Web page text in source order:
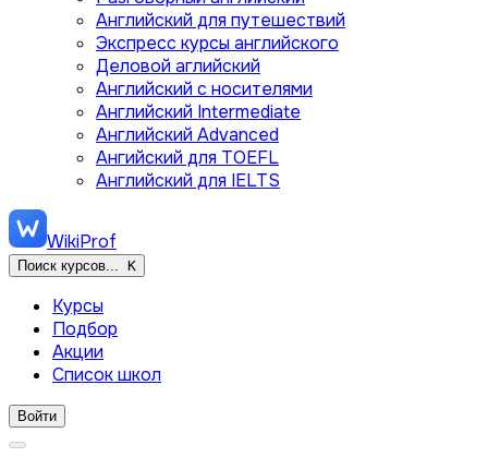
Английский для путешествий
Экспресс курсы английского
Деловой аглийский
Английский с носителями
Английский Intermediate
Английский Advanced
Ангийский для TOEFL
Английский для IELTS
WikiProf
Поиск курсов... K
Курсы
Подбор
Акции
Список школ
Войти